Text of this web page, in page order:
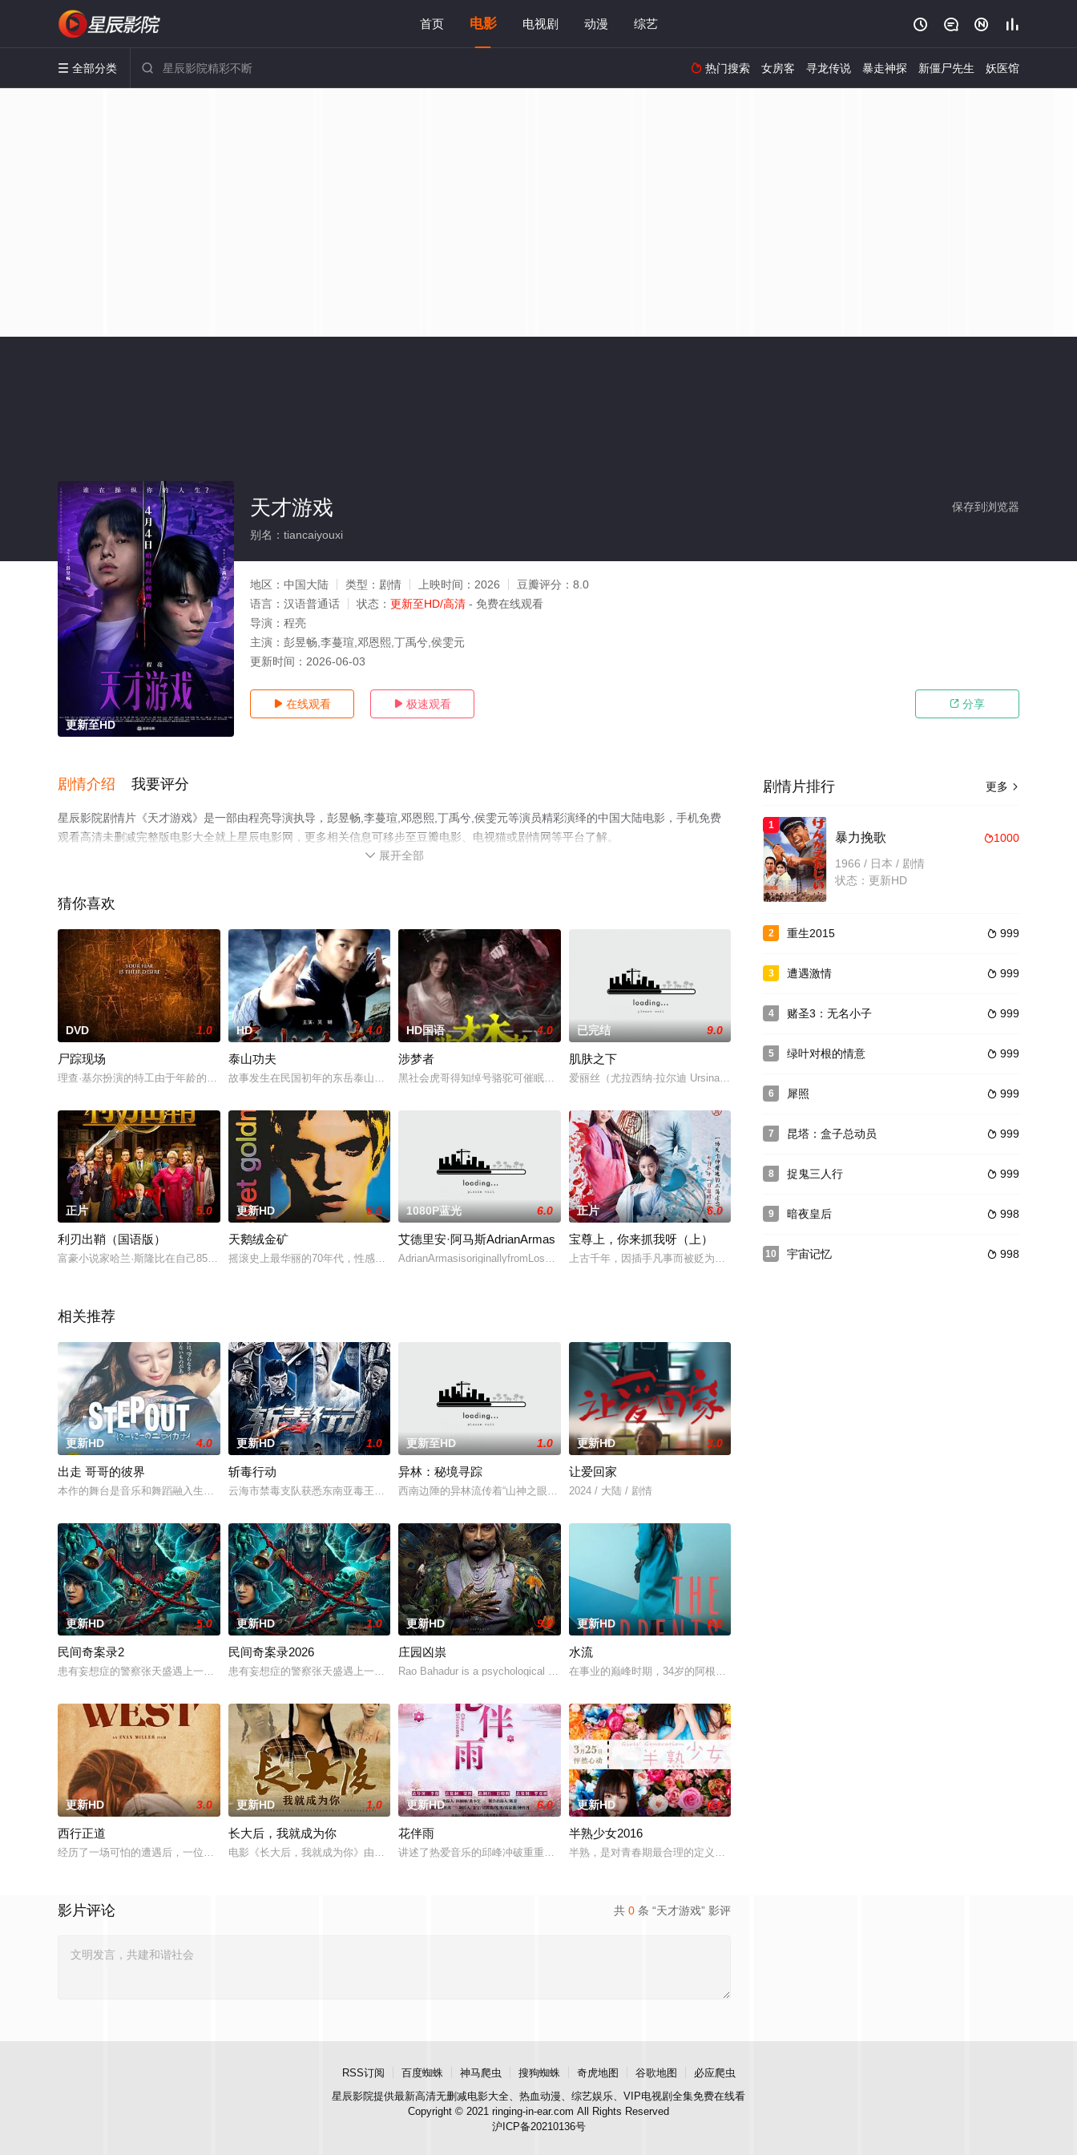
首页 电影 电视剧 动漫 综艺    
 全部分类   热门搜索 女房客 寻龙传说 暴走神探 新僵尸先生 妖医馆
更新至HD
保存到浏览器
天才游戏
别名：tiancaiyouxi
地区： 中国大陆 类型： 剧情 上映时间： 2026 豆瓣评分： 8.0
语言： 汉语普通话 状态： 更新至HD/高清 - 免费在线观看
导演： 程亮
主演： 彭昱畅,李蔓瑄,邓恩熙,丁禹兮,侯雯元
更新时间： 2026-06-03
 在线观看  极速观看  分享
剧情介绍 我要评分
星辰影院剧情片《天才游戏》是一部由程亮导演执导，彭昱畅,李蔓瑄,邓恩熙,丁禹兮,侯雯元等演员精彩演绎的中国大陆电影，手机免费
观看高清未删减完整版电影大全就上星辰电影网，更多相关信息可移步至豆瓣电影、电视猫或剧情网等平台了解。
 展开全部
猜你喜欢
DVD 1.0
尸踪现场
理查·基尔扮演的特工由于年龄的原因临近退休，就在他训练自己的接班人——一个年轻的女特工时，参与了一桩少女失踪案件的调查，而这起案件的嫌疑犯是一个正在假
HD 4.0
泰山功夫
故事发生在民国初年的东岳泰山。 泰山刘氏武馆馆主刘文虎每年都以重金为诱饵设擂比赛。连续几年他都打败了前来挑战的武林高手。于是称霸称王，横行乡里，欺压百
HD国语 4.0
涉梦者
黑社会虎哥得知绰号骆驼可催眠人，可进入别人梦境，于是找到此人，从而可在梦中获取别人钱财和控制别人思想，并找来特种兵出身的好友阿乐
已完结 9.0
肌肤之下
爱丽丝（尤拉西纳·拉尔迪 Ursina Lardi 饰）和丈夫弗兰克（多米尼克·杨恩 Dominique Jann 饰）一起生活已经
正片 5.0
利刃出鞘（国语版）
富豪小说家哈兰·斯隆比在自己85岁生日第二天，被发现在自家庄园离奇自杀，遗留了亿万遗产。久负盛名的大侦探布兰科（丹尼尔·克雷格饰）突然被匿名人士雇佣调
更新HD 6.0
天鹅绒金矿
摇滚史上最华丽的70年代，性感、妖艳、前卫、激进等各种大胆元素被融合成独特的摇滚流派。这场摇滚革命的代言人布莱德·斯莱德（乔纳森·莱斯·梅耶斯 Jon
1080P蓝光 6.0
艾德里安·阿马斯AdrianArmas
AdrianArmasisoriginallyfromLosAngelesCalifornia,whereheattendedHollywoodHig
正片 6.0
宝尊上，你来抓我呀（上）
上古千年，因插手凡事而被贬为凡人的宝尊上(多闻天王)在这一世中记忆被封印，成为了一个高中生。千年前
相关推荐
更新HD 4.0
出走 哥哥的彼界
本作的舞台是音乐和舞蹈融入生活的冲绳。与母亲朱音、妹妹舞一起生活的照屋踊，憧憬舞蹈学校的丽莎，开始了舞蹈生涯。朱音为了支撑家数在酒吧工作，不擅长与人打
更新HD 1.0
斩毒行动
云海市禁毒支队获悉东南亚毒王廖爷将携600余公斤毒品来云交易，火速成立“斩毒行动”专案组，借调警员安迪参战。首轮毒贩阿泰交易败露被廖爷灭口，可疑人员罗
更新至HD 1.0
异林：秘境寻踪
西南边陲的异林流传着“山神之眼”的恐怖传说，生物系学生苏瑶与同学进山科考，却因遭遇飓风来袭而失联。救援副队长陈霖奉命带队深入丛林，一
更新HD 3.0
让爱回家
2024 / 大陆 / 剧情
更新HD 5.0
民间奇案录2
患有妄想症的警察张天盛遇上一起离奇的神像杀人事件，勘案过程中，牵引出“婴胎报仇”，“娘娘索命”等一连串妖异事件，张天盛虽被种种诡怪幻象阻碍，却坚信这是
更新HD 1.0
民间奇案录2026
患有妄想症的警察张天盛遇上一起离奇的神像杀人事件，勘案过程中，牵引出“婴胎报仇”，“娘娘索命”等一连串妖异事件，张天盛虽被种种诡怪幻象阻碍，却坚信这是
更新HD 9.0
庄园凶祟
Rao Bahadur is a psychological drama set against the backdrop of a fading a
更新HD 9.0
水流
在事业的巅峰时期，34岁的阿根廷造型师丽娜在瑞士的一场颁奖典礼后，被一种突如其来的冲动驱使。回到
更新HD 3.0
西行正道
经历了一场可怕的遭遇后，一位小镇女子向疏远的哥哥借了钱，独自一人踏上穿越西德克萨斯州的旅程，寻求紧急医疗救助。一路上，她既遭遇了善意，也感受到了残酷…
更新HD 1.0
长大后，我就成为你
电影《长大后，我就成为你》由中共四川省第十一届党代表、第十二届中华慈善奖最具爱心慈善楷模张彦杰老师的故事改编，通过创建爱心助学机构、罹患癌症、奔走呼吁
更新HD 6.0
花伴雨
讲述了热爱音乐的邱峰冲破重重阻力，克服种种困难，组建乐队追求自己的音乐梦想，并走出了困住他的亲情隔阂，和父亲和解，自我成长，最终
更新HD 6.0
半熟少女2016
半熟，是对青春期最合理的定义，它是梦开始的地方，没有深思熟虑，只有最单纯的坚定，然而，在这个充
共 0 条 “天才游戏” 影评
影片评论
更多 
剧情片排行
1
1000
暴力挽歌
1966 / 日本 / 剧情
状态：更新HD
2  999
重生2015
3  999
遭遇激情
4  999
赌圣3：无名小子
5  999
绿叶对根的情意
6  999
犀照
7  999
昆塔：盒子总动员
8  999
捉鬼三人行
9  998
暗夜皇后
10  998
宇宙记忆
RSS订阅 百度蜘蛛 神马爬虫 搜狗蜘蛛 奇虎地图 谷歌地图
必应爬虫
星辰影院提供最新高清无删减电影大全、热血动漫、综艺娱乐、VIP电视剧全集免费在线看
Copyright © 2021 ringing-in-ear.com All Rights Reserved
沪ICP备20210136号